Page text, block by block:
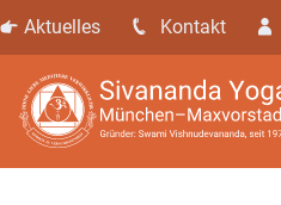
Aktuelles Kontakt